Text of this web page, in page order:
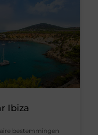
Ibiza
bestemmingen